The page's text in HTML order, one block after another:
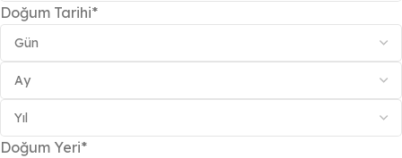
Doğum Tarihi*
Doğum Yeri*